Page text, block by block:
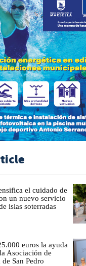
el cuidado de
un nuevo servicio
islas soterradas
euros la ayuda
Asociación de
San Pedro